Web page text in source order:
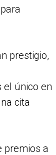
prestigio,
el único en
cita
premios a